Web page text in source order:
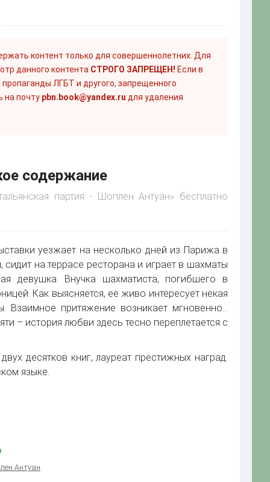
контент только для совершеннолетних. Для
данного контента СТРОГО ЗАПРЕЩЕН! Если в
пропаганды ЛГБТ и другого, запрещенного
на почту pbn.book@yandex.ru для удаления
содержание
партия - Шоплен Антуан» бесплатно
уезжает на несколько дней из Парижа в
на террасе ресторана и играет в шахматы
девушка. Внучка шахматиста, погибшего в
Как выясняется, ее живо интересует некая
Взаимное притяжение возникает мгновенно…
– история любви здесь тесно переплетается с
десятков книг, лауреат престижных наград.
языке.
Антуан